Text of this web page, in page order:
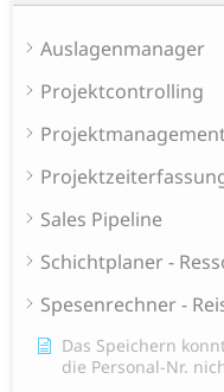
Auslagenmanager
Projektcontrolling
Sales Pipeline
Schichtplaner -
Spesenrechner -
Das Speichern
die Personal-Nr.